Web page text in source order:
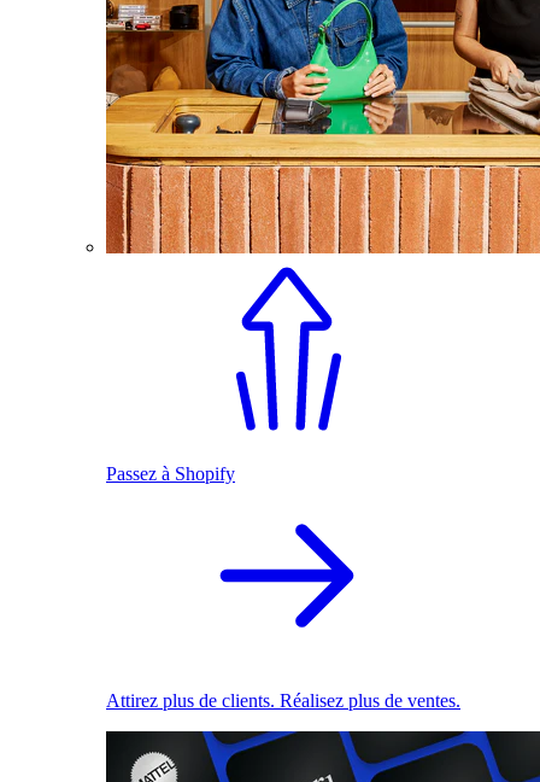
Passez à Shopify
Attirez plus de clients. Réalisez plus de ventes.